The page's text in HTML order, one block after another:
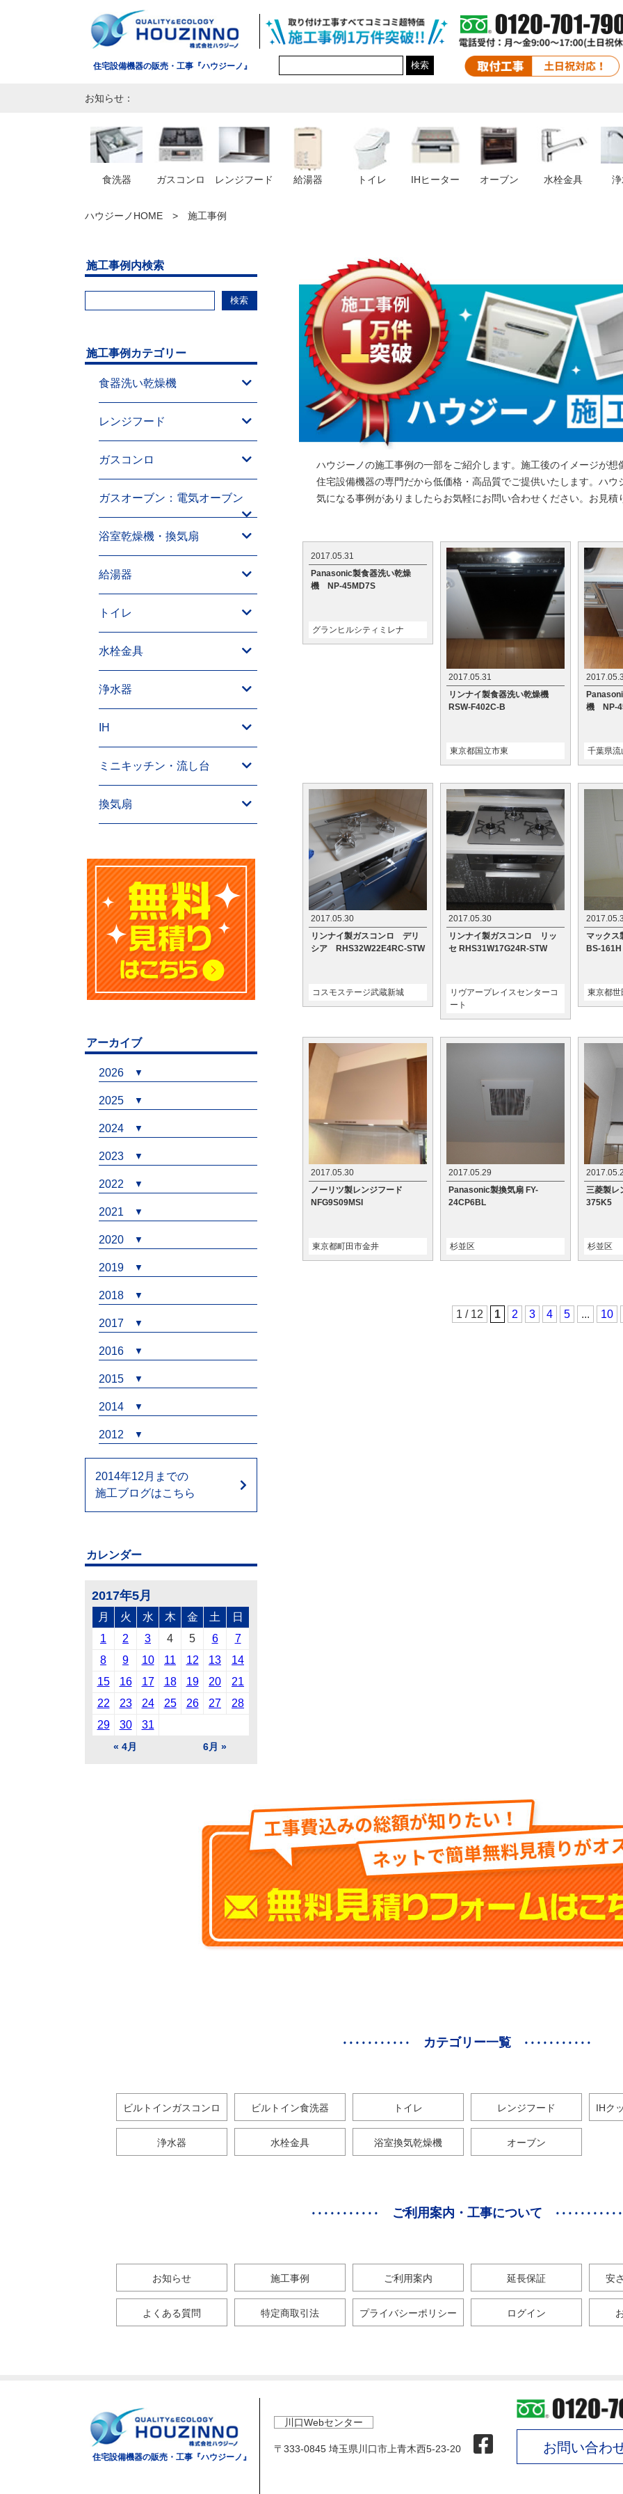
住宅設備機器の販売・工事『ハウジーノ』 検索
お知らせ：
食洗器 ガスコンロ レンジフード 給湯器 トイレ IHヒーター オーブン 水栓金具
ハウジーノHOME 施工事例
ハウジーノの施工事例の一部をご紹介します。施工後のイメージが想
住宅設備機器の専門だから低価格・高品質でご提供いたします。ハウ
気になる事例がありましたらお気軽にお問い合わせください。お見積
2017.05.31
Panasonic製食器洗い乾燥
機 NP-45MD7S
グランヒルシティミレナ
2017.05.31
リンナイ製食器洗い乾燥機
RSW-F402C-B
東京都国立市東
機 NP-
千葉県流
2017.05.30
リンナイ製ガスコンロ デリ
シア RHS32W22E4RC-STW
コスモステージ武蔵新城
2017.05.30
リンナイ製ガスコンロ リッ
セ RHS31W17G24R-STW
リヴアープレイスセンターコ
ート
マックス
BS-161H
東京都世
2017.05.30
ノーリツ製レンジフード
NFG9S09MSI
東京都町田市金井
2017.05.29
Panasonic製換気扇 FY-
24CP6BL
杉並区
三菱製
375K5
杉並区
1 / 12 1 2 3 4 5 ... 10
施工事例内検索
検索
施工事例カテゴリー
食器洗い乾燥機
レンジフード
ガスコンロ
ガスオーブン：電気オーブン
浴室乾燥機・換気扇
給湯器
トイレ
水栓金具
浄水器
IH
ミニキッチン・流し台
換気扇
アーカイブ
2026
2025
2024
2023
2022
2021
2020
2019
2018
2017
2016
2015
2014
2012
2014年12月までの
施工ブログはこちら
カレンダー
2017年5月
月 火 水 木 金 土 日
« 4月 6月 »
1 2 3 4 5 6
7
8
9 10 11 12 13
14
15
16 17 18 19 20
21
22
23 24 25 26 27
28
29
30 31
カテゴリー一覧
ビルトインガスコンロ ビルトイン食洗器 トイレ レンジフード IHク
浄水器 水栓金具 浴室換気乾燥機 オーブン
ご利用案内・工事について
お知らせ 施工事例 ご利用案内 延長保証 安
よくある質問 特定商取引法 プライバシーポリシー ログイン
住宅設備機器の販売・工事『ハウジーノ』
川口Webセンター
〒333-0845 埼玉県川口市上青木西5-23-20 お問い合わ